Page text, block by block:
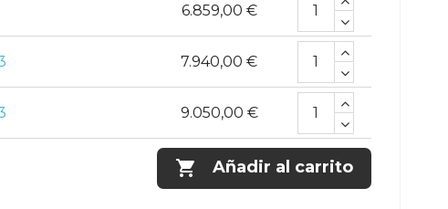
6.859,00 €
7.940,00 €
9.050,00 €
 Añadir al carrito